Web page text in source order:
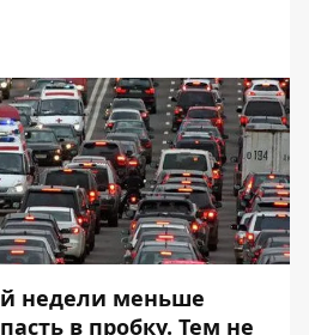
недели меньше
в пробку. Тем не